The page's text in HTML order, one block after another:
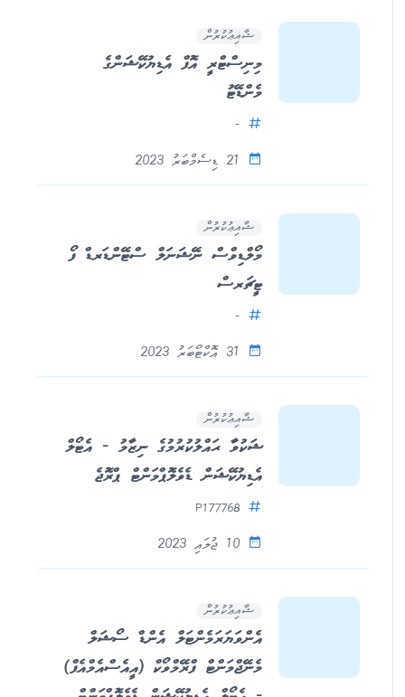
ޝާއިޢުކުރުން
މިނިސްޓްރީ އޮފް އެޑިޔުކޭޝަންގެ
މެންޑޭޓު
-
21 ޑިސެމްބަރު 2023
ޝާއިޢުކުރުން
މޯލްޑިވްސް ނޭޝަނަލް ސްޓޭންޑަރޑް ފޯ
ޓީޗަރސް
-
31 އޮކްޓޯބަރު 2023
ޝާއިޢުކުރުން
ޝަކުވާ ޙައްލުކުރުމުގެ ނިޒާމު - އެޓޯލް
އެޑިޔުކޭޝަން ޑެވެލޮޕްމަންޓް ޕްރޮޖެ
P177768
10 ޖުލައި 2023
ޝާއިޢުކުރުން
އެންވަޔަރަމެންޓަލް އެންޑް ސޯޝަލް
މެނޭޖްމަންޓް ފްރޭމްވޯކް (އީއެސްއެމްއެފް)